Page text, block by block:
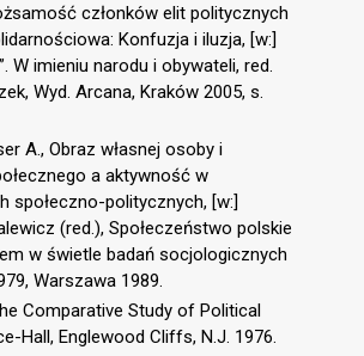
członków elit politycznych
Konfuzja i iluzja, [w:]
W imieniu narodu i obywateli, red.
Wyd. Arcana, Kraków 2005, s.
A., Obraz własnej osoby i
a aktywność w
społeczno-politycznych, [w:]
(red.), Społeczeństwo polskie
w świetle badań socjologicznych
Warszawa 1989.
Comparative Study of Political
Hall, Englewood Cliffs, N.J. 1976.